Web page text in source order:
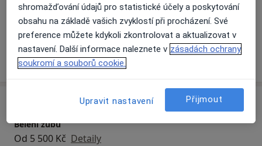
Dospělí
Děti
Více
Služby a ceník služeb
Bělení zubů
Od 5 500 Kč Detaily
shromažďování údajů pro statistické účely a poskytování
obsahu na základě vašich zvyklostí při procházení. Své
preference můžete kdykoli zkontrolovat a aktualizovat v
nastavení. Další informace naleznete v zásadách ochrany
soukromí a souborů cookie.
Upravit nastavení Přijmout